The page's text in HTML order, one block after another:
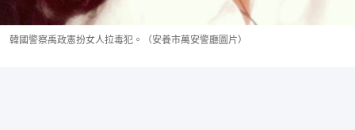
韓國警察禹政憲扮女人拉毒犯。（安養市萬安警廳圖片）